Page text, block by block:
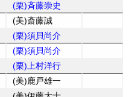
(栗)斉藤崇史
(美)斎藤誠
(栗)須貝尚介
(栗)須貝尚介
(栗)上村洋行
(美)鹿戸雄一